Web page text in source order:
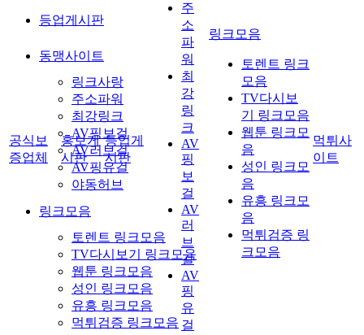
등업게시판
동맹사이트
링크사랑
주소파워
최강링크
AV핑보걸
AV러브걸
AV핑유걸
야동허브
링크모음
토렌트 링크모음
TV다시보기 링크모음
웹툰 링크모음
성인 링크모음
유흥 링크모음
먹튀검증 링크모음
공식보
증업체
홍보게
시판
등업게
시판
주
소
파
워
최
강
링
크
AV
핑
보
걸
AV
러
브
걸
AV
핑
유
걸
링크모음
토렌트 링크
모음
TV다시보
기 링크모음
웹툰 링크모
음
성인 링크모
음
유흥 링크모
음
먹튀검증 링
크모음
먹튀사
이트